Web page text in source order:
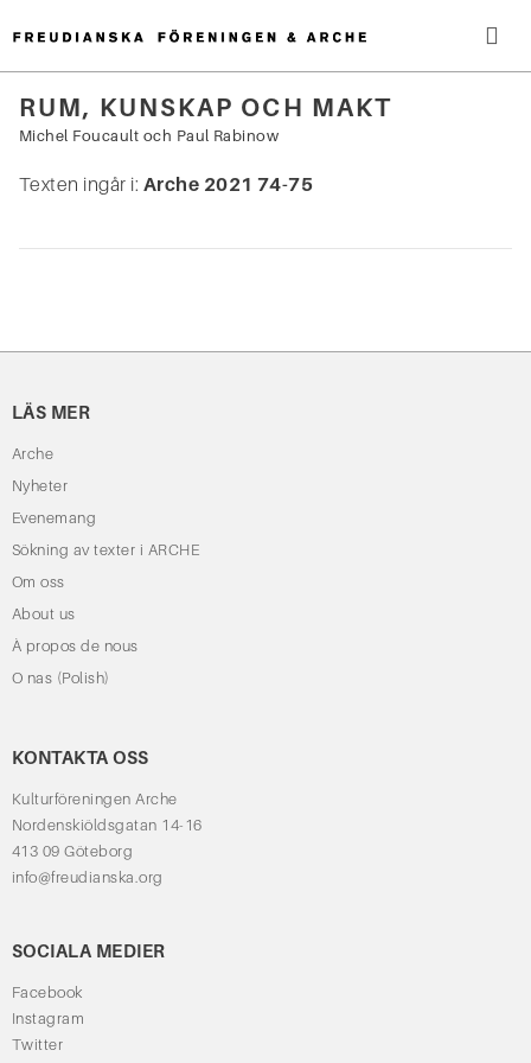
till
innehåll
Sök
RUM, KUNSKAP OCH MAKT
Michel Foucault och Paul Rabinow
Texten ingår i: Arche 2021 74-75
LÄS MER
Arche
Nyheter
Evenemang
Sökning av texter i ARCHE
Om oss
About us
À propos de nous
O nas (Polish)
KONTAKTA OSS
Kulturföreningen Arche
Nordenskiöldsgatan 14-16
413 09 Göteborg
info@freudianska.org
SOCIALA MEDIER
Facebook
Instagram
Twitter